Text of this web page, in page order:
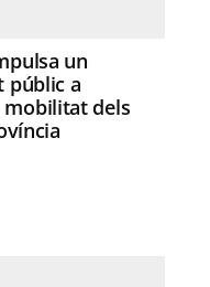
un
públic a
mobilitat dels